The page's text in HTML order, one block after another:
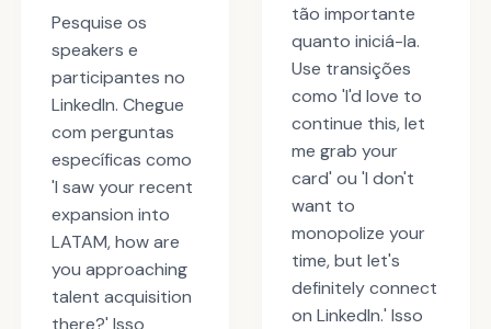
Pesquise os
speakers e
participantes no
LinkedIn. Chegue
com perguntas
específicas como
'I saw your recent
expansion into
LATAM, how are
you approaching
talent acquisition
there?' Isso
tão importante
quanto iniciá-la.
Use transições
como 'I'd love to
continue this, let
me grab your
card' ou 'I don't
want to
monopolize your
time, but let's
definitely connect
on LinkedIn.' Isso